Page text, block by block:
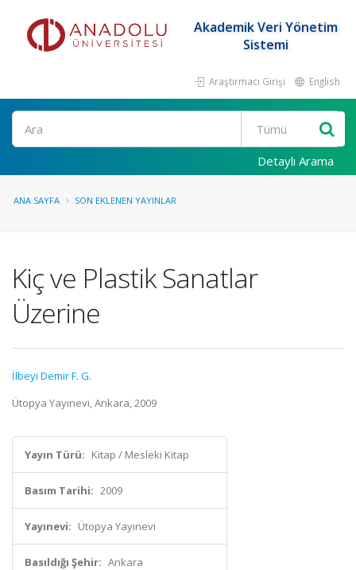
Akademik Veri Yönetim
Sistemi
Araştırmacı Girişi English
Ara
Detaylı Arama
ANA SAYFA SON EKLENEN YAYINLAR
Kiç ve Plastik Sanatlar
Üzerine
İlbeyi Demir F. G.
Ütopya Yayınevi, Ankara, 2009
Yayın Türü: Kitap / Mesleki Kitap
Basım Tarihi: 2009
Yayınevi: Ütopya Yayınevi
Basıldığı Şehir: Ankara